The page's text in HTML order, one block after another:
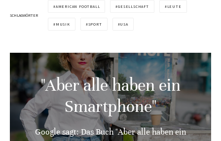
SCHLAGWÖRTER
AMERICAN FOOTBALL GESELLSCHAFT LEUTE
MUSIK SPORT USA
"Aber alle haben ein
Smartphone"
Google sagt: Das Buch "Aber alle haben ein